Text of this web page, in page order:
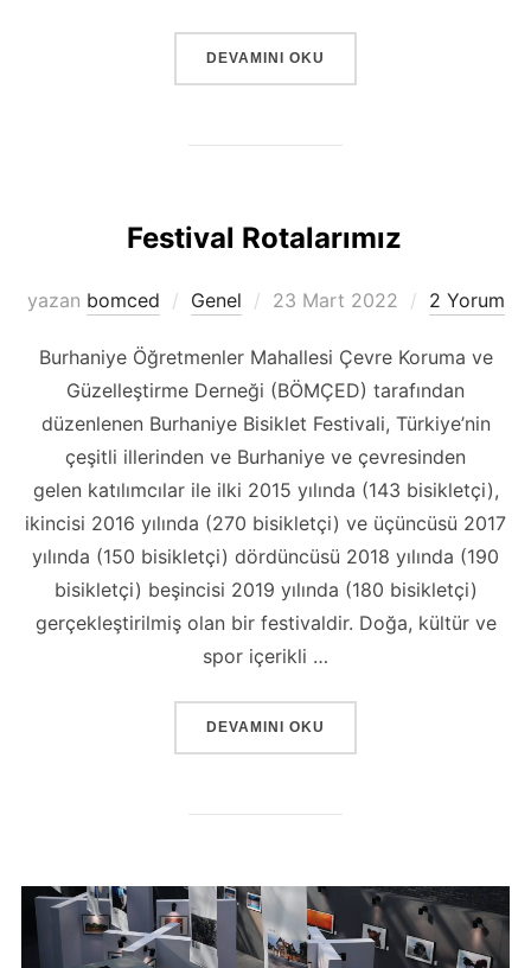
“SEVGILI FESTIVAL KATILIMCILARIMIZ,”
DEVAMINI OKU
Festival Rotalarımız
yazan bomced Genel
Yayımlanma
23 Mart 2022 2 Yorum
Burhaniye Öğretmenler Mahallesi Çevre Koruma ve
Güzelleştirme Derneği (BÖMÇED) tarafından
düzenlenen Burhaniye Bisiklet Festivali, Türkiye’nin
çeşitli illerinden ve Burhaniye ve çevresinden
gelen katılımcılar ile ilki 2015 yılında (143 bisikletçi),
ikincisi 2016 yılında (270 bisikletçi) ve üçüncüsü 2017
yılında (150 bisikletçi) dördüncüsü 2018 yılında (190
bisikletçi) beşincisi 2019 yılında (180 bisikletçi)
gerçekleştirilmiş olan bir festivaldir. Doğa, kültür ve
spor içerikli …
“FESTIVAL ROTALARIMIZ”
DEVAMINI OKU